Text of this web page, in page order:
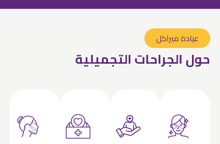
عيادة ميراكل
حول الجراحات التجميلية